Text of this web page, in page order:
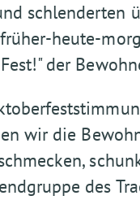
schlenderten
heute-
der
wir die
des